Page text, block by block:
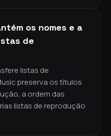
os nomes e a
de
listas de
preserva os títulos
a ordem das
listas de reprodução